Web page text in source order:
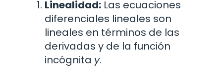
Linealidad: Las ecuaciones
diferenciales lineales son
lineales en términos de las
derivadas y de la función
incógnita y.